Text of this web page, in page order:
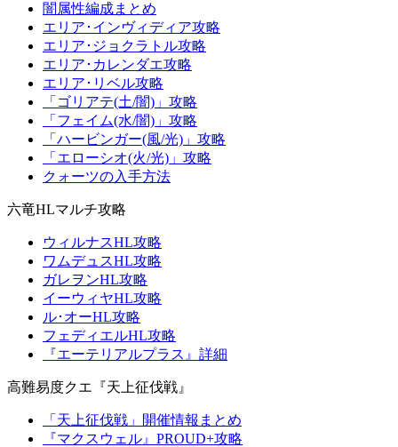
闇属性編成まとめ
エリア･インヴィディア攻略
エリア･ジョクラトル攻略
エリア･カレンダエ攻略
エリア･リベル攻略
「ゴリアテ(土/闇)」攻略
「フェイム(水/闇)」攻略
「ハービンガー(風/光)」攻略
「エローシオ(火/光)」攻略
クォーツの入手方法
六竜HLマルチ攻略
ウィルナスHL攻略
ワムデュスHL攻略
ガレヲンHL攻略
イーウィヤHL攻略
ル･オーHL攻略
フェディエルHL攻略
『エーテリアルプラス』詳細
高難易度クエ『天上征伐戦』
「天上征伐戦」開催情報まとめ
『マクスウェル』PROUD+攻略